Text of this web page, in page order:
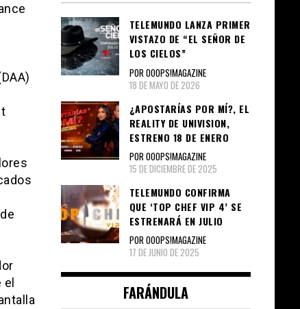
TELEMUNDO LANZA PRIMER
VISTAZO DE “EL SEÑOR DE
LOS CIELOS”
POR OOOPS!MAGAZINE
18 DE MAYO DE 2026
¿APOSTARÍAS POR MÍ?, EL
REALITY DE UNIVISION,
ESTRENO 18 DE ENERO
POR OOOPS!MAGAZINE
15 DE DICIEMBRE DE 2025
TELEMUNDO CONFIRMA
QUE ‘TOP CHEF VIP 4’ SE
ESTRENARÁ EN JULIO
POR OOOPS!MAGAZINE
17 DE JUNIO DE 2025
FARÁNDULA